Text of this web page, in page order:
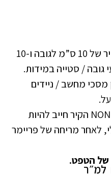
יש להוסיף בהזמנה ספייר של 10 ס”מ לגובה ו-10
גובה / סטייה במידות.
מסכי מחשב / ניידים
בהזמנת טפט NON WOVEN הקיר חייב להיות
לאחר מריחה של פריימר
של הטפט.
למ״ר